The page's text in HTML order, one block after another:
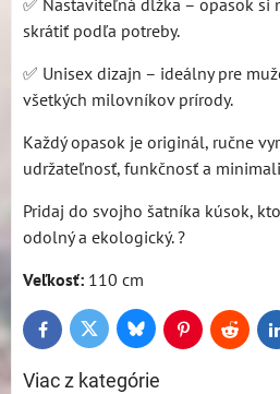
skrátiť podľa potreby.
✅ Unisex dizajn – ideálny pre
všetkých milovníkov prírody.
Každý opasok je originál, ručne
udržateľnosť, funkčnosť a
Pridaj do svojho šatníka kúsok,
odolný a ekologický. ?
Veľkosť: 110 cm
FacebookTwitter BlueskyPinterestReddit
Viac z kategórie